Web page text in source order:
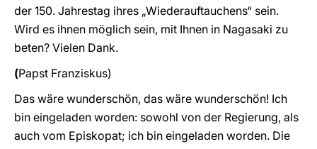
der 150. Jahrestag ihres „Wiederauftauchens“ sein.
Wird es ihnen möglich sein, mit Ihnen in Nagasaki zu
beten? Vielen Dank.
(Papst Franziskus)
Das wäre wunderschön, das wäre wunderschön! Ich
bin eingeladen worden: sowohl von der Regierung, als
auch vom Episkopat; ich bin eingeladen worden. Die